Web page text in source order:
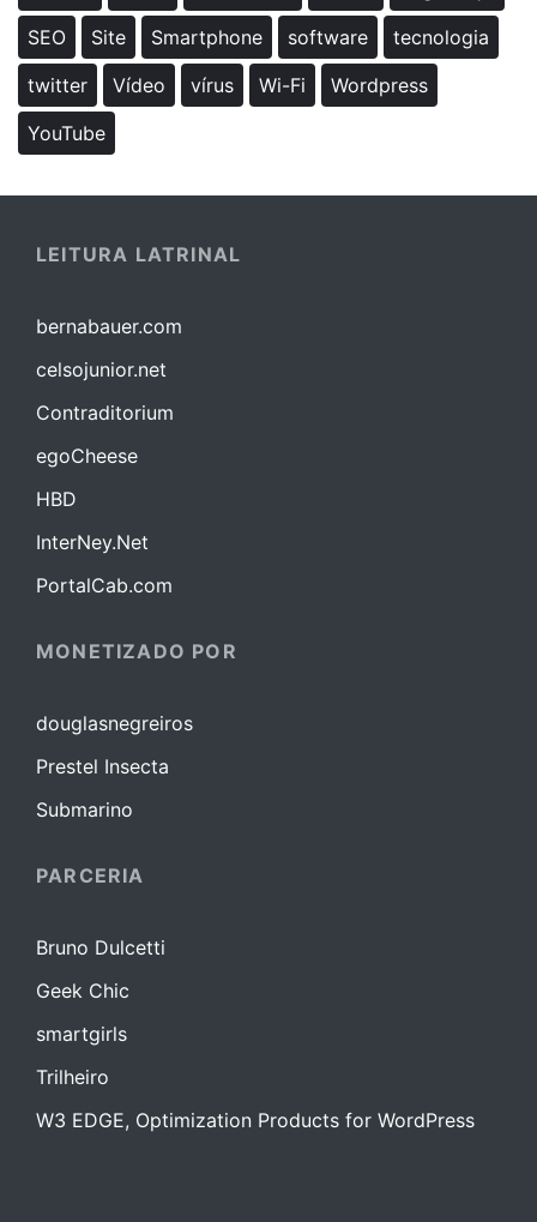
SEO
Site Smartphone software
tecnologia
twitter
Vídeo vírus Wi-Fi
Wordpress
YouTube
LEITURA LATRINAL
bernabauer.com
celsojunior.net
Contraditorium
egoCheese
HBD
InterNey.Net
PortalCab.com
MONETIZADO POR
douglasnegreiros
Prestel Insecta
Submarino
PARCERIA
Bruno Dulcetti
Geek Chic
smartgirls
Trilheiro
W3 EDGE, Optimization Products for WordPress